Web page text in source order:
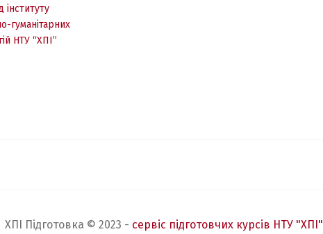
інституту
гуманітарних
НТУ “ХПІ”
ХПІ Підготовка © 2023 - сервіс підготовчих курсів НТУ "ХПІ"